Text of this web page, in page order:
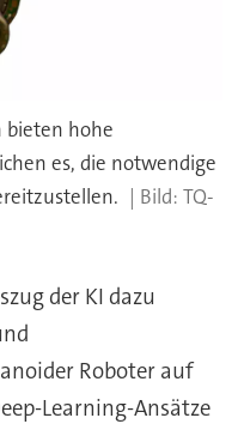
bieten hohe
es, die notwendige
TQ-
der KI dazu
Roboter auf
Learning-Ansätze